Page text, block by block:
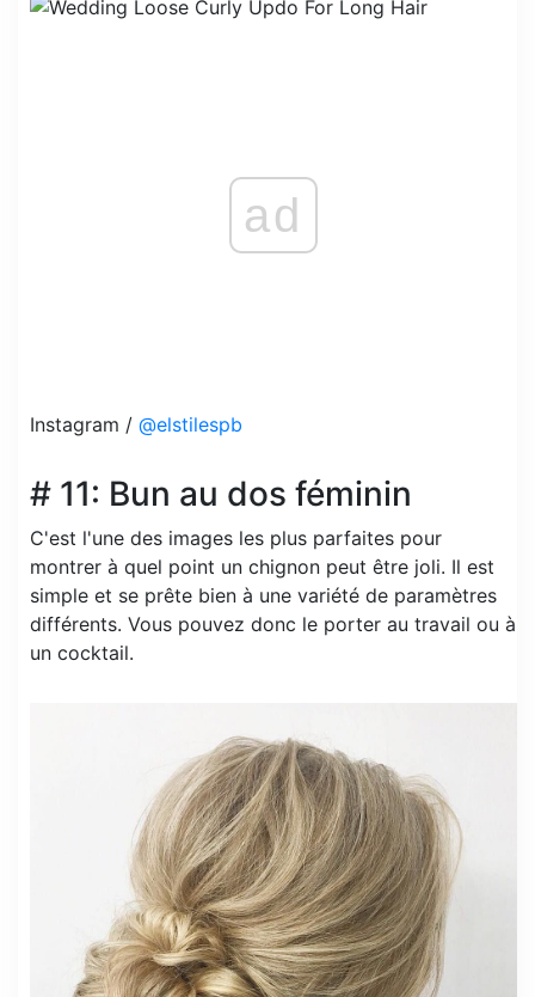
ad
Instagram / @elstilespb
# 11: Bun au dos féminin
C'est l'une des images les plus parfaites pour
montrer à quel point un chignon peut être joli. Il est
simple et se prête bien à une variété de paramètres
différents. Vous pouvez donc le porter au travail ou à
un cocktail.